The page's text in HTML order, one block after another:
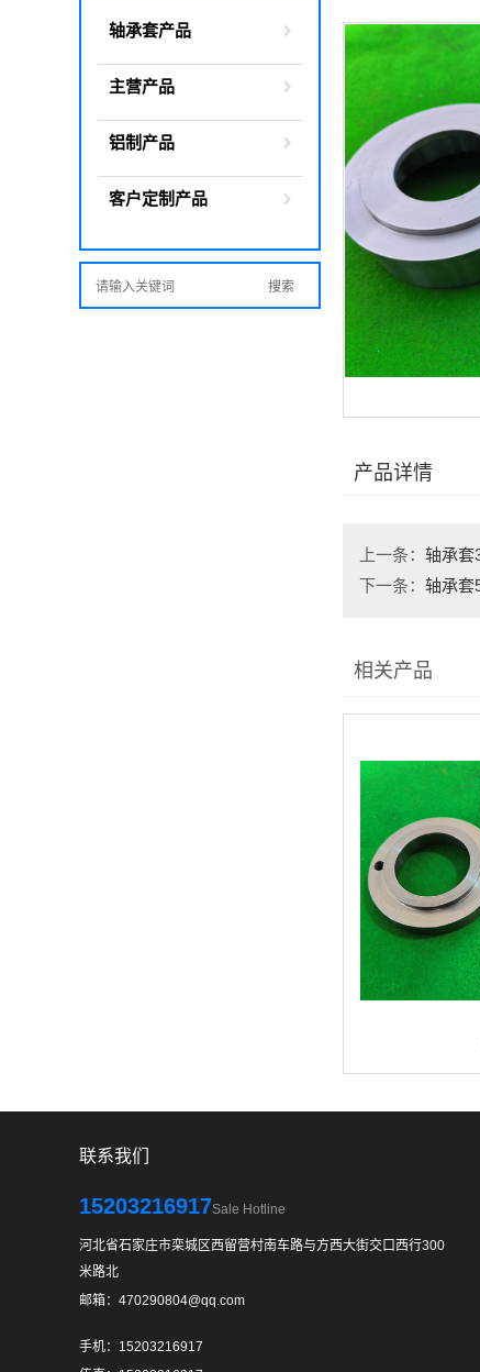
轴承套产品
主营产品
铝制产品
客户定制产品
产品详情
上一条： 轴承套
下一条： 轴承套
相关产品
联系我们
15203216917Sale Hotline
河北省石家庄市栾城区西留营村南车路与方西大街交口西行300
米路北
邮箱：470290804@qq.com
手机：15203216917